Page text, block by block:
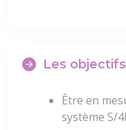
Les
Être en
système S/